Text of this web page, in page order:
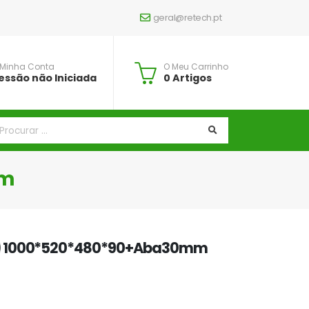
geral@retech.pt
Conta
não Iniciada
O Meu Carrinho
0 Artigos
1000*520*480*90+Aba30mm